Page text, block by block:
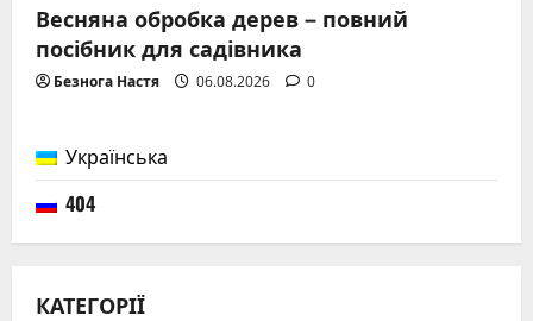
Весняна обробка дерев – повний
посібник для садівника
Безнога Настя 06.08.2026 0
Українська
404
КАТЕГОРІЇ